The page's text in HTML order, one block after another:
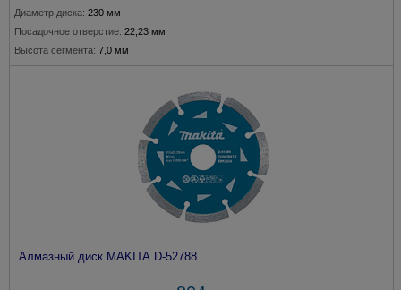
Диаметр диска: 230 мм
Посадочное отверстие: 22,23 мм
Высота сегмента: 7,0 мм
Алмазный диск MAKITA D-52788